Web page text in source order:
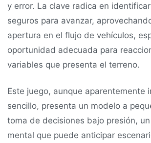
y error. La clave radica en
seguros para avanzar,
apertura en el flujo de vehículos,
oportunidad adecuada para
variables que presenta el terreno.
Este juego, aunque aparentemente
sencillo, presenta un modelo a
toma de decisiones bajo presión,
mental que puede anticipar